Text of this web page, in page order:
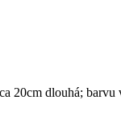
20cm dlouhá;